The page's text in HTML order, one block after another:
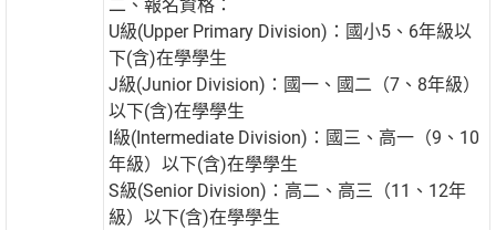
二、報名資格：
U級(Upper Primary Division)：國小5、6年級以
下(含)在學學生
J級(Junior Division)：國一、國二（7、8年級）
以下(含)在學學生
I級(Intermediate Division)：國三、高一（9、10
年級）以下(含)在學學生
S級(Senior Division)：高二、高三（11、12年
級）以下(含)在學學生